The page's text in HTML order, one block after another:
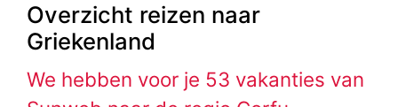
Overzicht reizen naar
Griekenland
We hebben voor je 53 vakanties van